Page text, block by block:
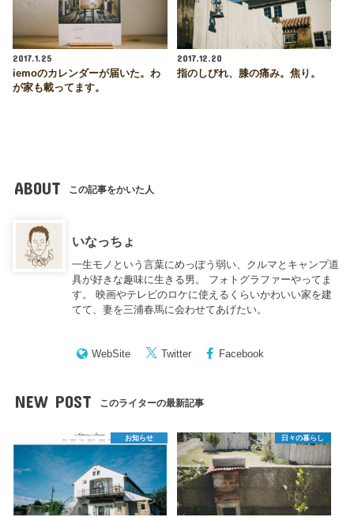
2017.1.25
iemoのカレンダーが届いた。わ
が家も載ってます。
2017.12.20
指のしびれ、膝の痛み。焦り。
ABOUT この記事をかいた人
いなっちょ
一生モノという言葉にめっぽう弱い、クルマとキャンプ道
具が好きな趣味に生きる男。 フォトグラファーやってま
す。 映画やテレビのロケに使えるくらいかわいい家を建
てて、妻を三浦春馬に会わせてあげたい。
WebSite Twitter Facebook
NEW POST このライターの最新記事
お知らせ 日々の暮らし